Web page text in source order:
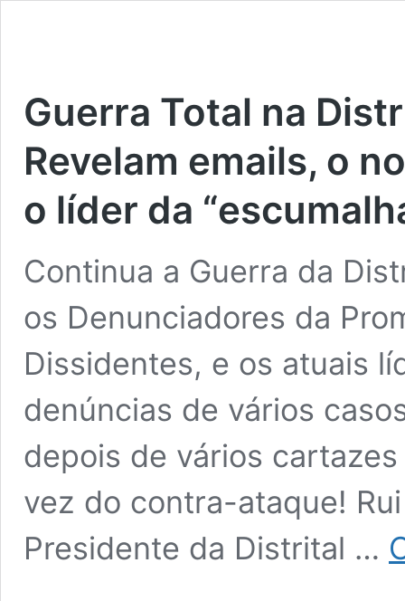
Guerra Total na
Revelam emails, o
o líder da
Continua a Guerra da
os Denunciadores da
Dissidentes, e os atuais
denúncias de vários
depois de vários
vez do contra-ataque!
Presidente da Distrital …